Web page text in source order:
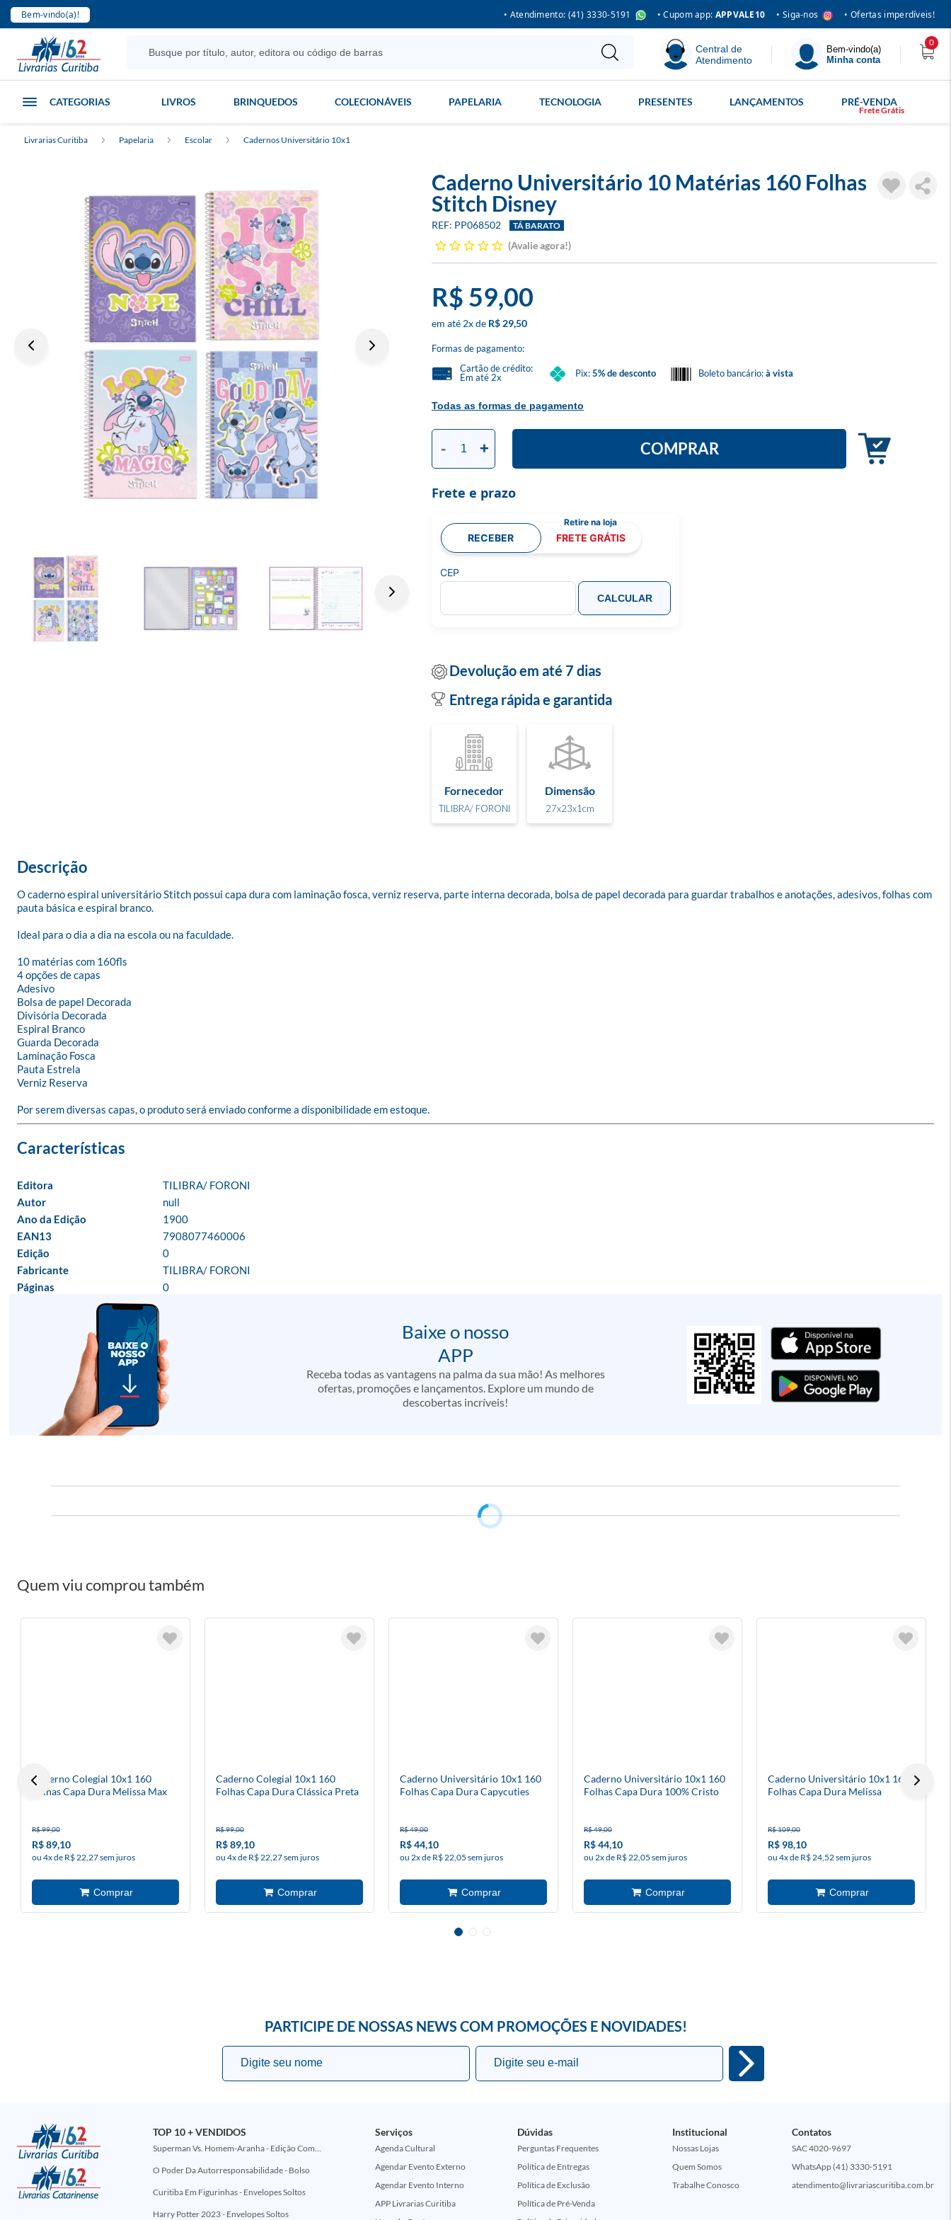
Bem-vindo(a)! • Atendimento: (41) 3330-5191 • Cupom app: APPVALE10 • Siga-nos • Ofertas imperdíveis!
Central de
Atendimento
Bem-vindo(a)
Minha conta
0
CATEGORIAS LIVROS BRINQUEDOS COLECIONÁVEIS PAPELARIA TECNOLOGIA PRESENTES LANÇAMENTOS PRÉ-VENDA
Livrarias Curitiba Papelaria Escolar Cadernos Universitário 10x1
Caderno Universitário 10 Matérias 160 Folhas
Stitch Disney
PP068502 TÁ BARATO
Avalie agora!
R$ 59,00
2x R$ 29,50
Formas de pagamento:
Todas as formas de pagamento
Cartão de crédito:
Em até 2x
Pix:5% de desconto Boleto bancário:à vista
- + COMPRAR
Frete e prazo
RECEBER FRETE GRÁTIS
CEP
CALCULAR
Devolução em até 7 dias
Entrega rápida e garantida
Fornecedor
TILIBRA/ FORONI
Dimensão
27x23x1cm
Descrição
O caderno espiral universitário Stitch possui capa dura com laminação fosca, verniz reserva, parte interna decorada, bolsa de papel decorada para guardar trabalhos e anotações, adesivos, folhas com
pauta básica e espiral branco.
Ideal para o dia a dia na escola ou na faculdade.
10 matérias com 160fls
4 opções de capas
Adesivo
Bolsa de papel Decorada
Divisória Decorada
Espiral Branco
Guarda Decorada
Laminação Fosca
Pauta Estrela
Verniz Reserva
Por serem diversas capas, o produto será enviado conforme a disponibilidade em estoque.
Editora
TILIBRA/ FORONI
Autor
null
Ano da Edição
1900
EAN13
7908077460006
Edição
0
Fabricante
TILIBRA/ FORONI
Páginas
0
Baixe o nosso
APP
Receba todas as vantagens na palma da sua mão! As melhores
ofertas, promoções e lançamentos. Explore um mundo de
descobertas incríveis!
Quem viu comprou também
Caderno Colegial 10x1 160
Folhas Capa Dura Melissa Max
R$ 99,00
R$ 89,10
ou 4x de R$ 22,27 sem juros
Caderno Colegial 10x1 160
Folhas Capa Dura Clássica Preta
R$ 99,00
R$ 89,10
ou 4x de R$ 22,27 sem juros
Caderno Universitário 10x1 160
Folhas Capa Dura Capycuties
R$ 49,00
R$ 44,10
ou 2x de R$ 22,05 sem juros
Caderno Universitário 10x1 160
Folhas Capa Dura 100% Cristo
R$ 49,00
R$ 44,10
ou 2x de R$ 22,05 sem juros
Caderno Universitário 10x1 160
Folhas Capa Dura Melissa
R$ 109,00
R$ 98,10
ou 4x de R$ 24,52 sem juros
PARTICIPE DE NOSSAS NEWS COM PROMOÇÕES E NOVIDADES!
TOP 10 + VENDIDOS
Superman Vs. Homem-Aranha - Edição Comemorativa 50 Anos (Encontros Clássicos Dc E Marvel)
O Poder Da Autorresponsabilidade - Bolso
Curitiba Em Figurinhas - Envelopes Soltos
Harry Potter 2023 - Envelopes Soltos
Serviços
Agenda Cultural
Agendar Evento Externo
Agendar Evento Interno
APP Livrarias Curitiba
Dúvidas
Perguntas Frequentes
Política de Entregas
Política de Exclusão
Política de Pré-Venda
Institucional
Nossas Lojas
Quem Somos
Trabalhe Conosco
Contatos
SAC 4020-9697
WhatsApp (41) 3330-5191
atendimento@livrariascuritiba.com.br